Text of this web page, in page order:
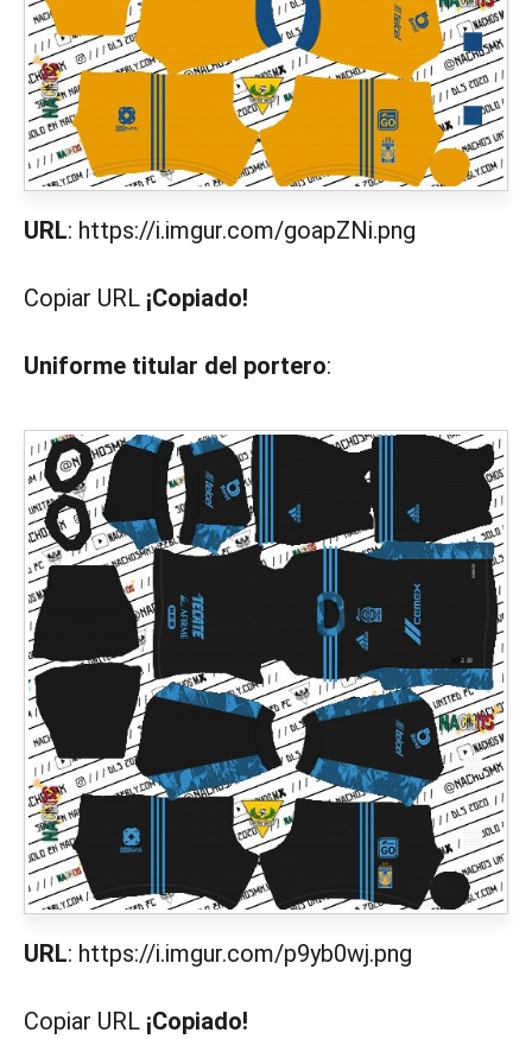
URL: https://i.imgur.com/goapZNi.png
Copiar URL ¡Copiado!
Uniforme titular del portero:
URL: https://i.imgur.com/p9yb0wj.png
Copiar URL ¡Copiado!